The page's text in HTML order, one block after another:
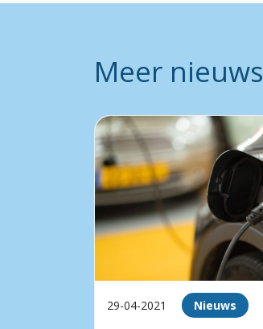
Meer nieuws
29-04-2021 Nieuws